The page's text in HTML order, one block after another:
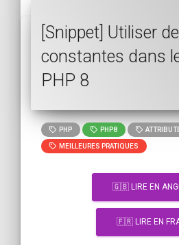
[Snippet] Utiliser
constantes dans
PHP 8
PHP PHP8
MEILLEURES PRATIQUES
🇬🇧 LIRE EN
🇫🇷 LIRE EN